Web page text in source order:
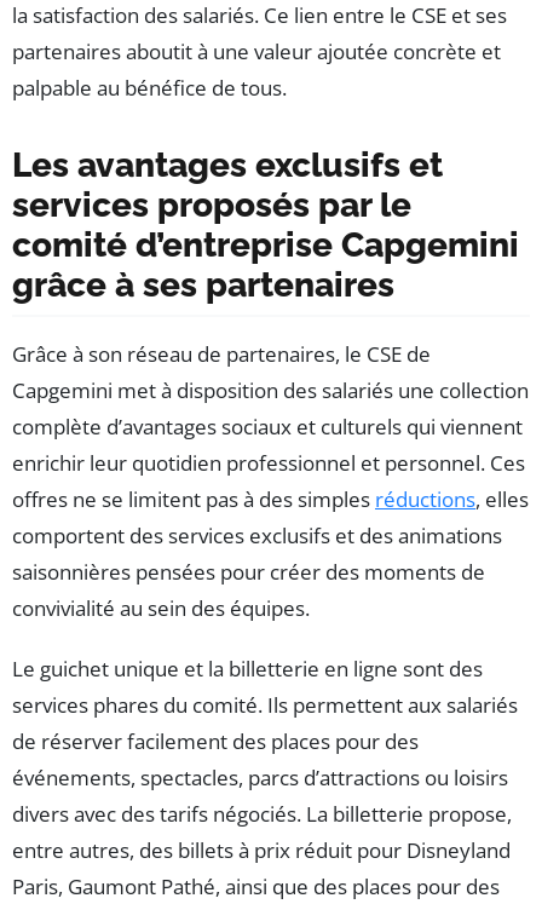
la satisfaction des salariés. Ce lien entre le CSE et ses
partenaires aboutit à une valeur ajoutée concrète et
palpable au bénéfice de tous.
Les avantages exclusifs et
services proposés par le
comité d’entreprise Capgemini
grâce à ses partenaires
Grâce à son réseau de partenaires, le CSE de
Capgemini met à disposition des salariés une collection
complète d’avantages sociaux et culturels qui viennent
enrichir leur quotidien professionnel et personnel. Ces
offres ne se limitent pas à des simples réductions, elles
comportent des services exclusifs et des animations
saisonnières pensées pour créer des moments de
convivialité au sein des équipes.
Le guichet unique et la billetterie en ligne sont des
services phares du comité. Ils permettent aux salariés
de réserver facilement des places pour des
événements, spectacles, parcs d’attractions ou loisirs
divers avec des tarifs négociés. La billetterie propose,
entre autres, des billets à prix réduit pour Disneyland
Paris, Gaumont Pathé, ainsi que des places pour des